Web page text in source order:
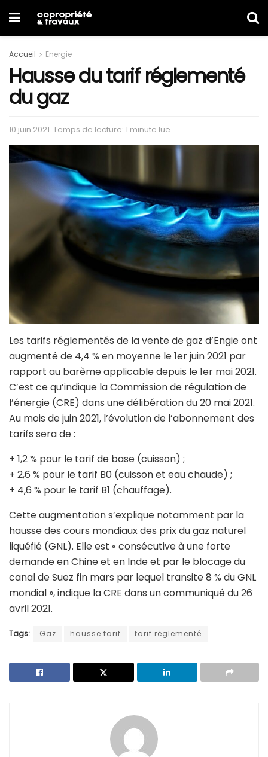
Accueil Energie
Hausse du tarif réglementé
du gaz
10 juin 2021 Temps de lecture: 1 minute lue
Les tarifs réglementés de la vente de gaz d’Engie ont
augmenté de 4,4 % en moyenne le 1er juin 2021 par
rapport au barème applicable depuis le 1er mai 2021.
C’est ce qu’indique la Commission de régulation de
l’énergie (CRE) dans une délibération du 20 mai 2021.
Au mois de juin 2021, l’évolution de l’abonnement des
tarifs sera de :
+ 1,2 % pour le tarif de base (cuisson) ;
+ 2,6 % pour le tarif B0 (cuisson et eau chaude) ;
+ 4,6 % pour le tarif B1 (chauffage).
Cette augmentation s’explique notamment par la
hausse des cours mondiaux des prix du gaz naturel
liquéfié (GNL). Elle est « consécutive à une forte
demande en Chine et en Inde et par le blocage du
canal de Suez fin mars par lequel transite 8 % du GNL
mondial », indique la CRE dans un communiqué du 26
avril 2021.
Tags: Gaz hausse tarif tarif réglementé